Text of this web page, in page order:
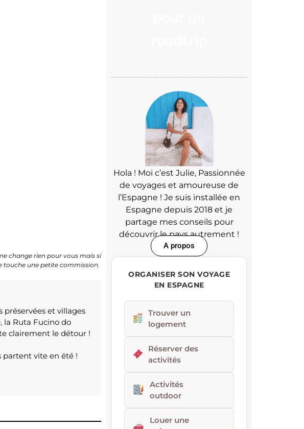
change rien pour vous mais si
touche une petite commission.
préservées et villages
la Ruta Fucino do
clairement le détour !
partent vite en été !
BON PLAN
Hola ! Moi c’est Julie, Passionnée
de voyages et amoureuse de
l’Espagne ! Je suis installée en
Espagne depuis 2018 et je
partage mes conseils pour
découvrir le pays autrement !
A propos
ORGANISER SON VOYAGE
EN ESPAGNE
Trouver un
logement
Réserver des
activités
Activités
outdoor
Louer une